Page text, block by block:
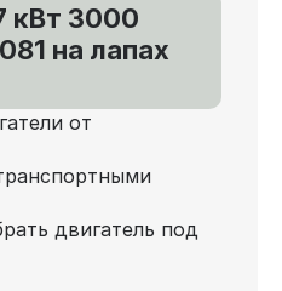
кВт 3000
на лапах
от
двигатель под